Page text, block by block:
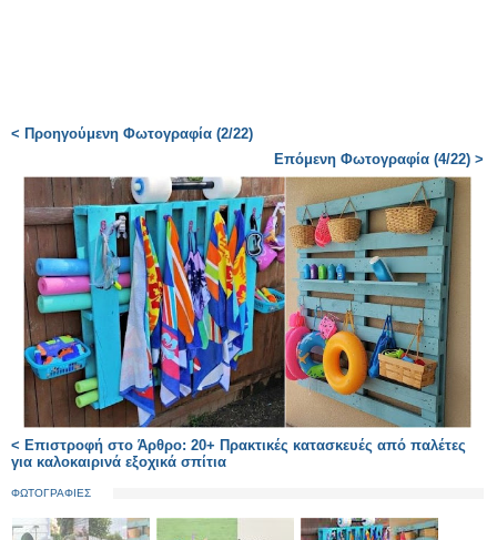
< Προηγούμενη Φωτογραφία (2/22)
Επόμενη Φωτογραφία (4/22) >
< Επιστροφή στο Άρθρο: 20+ Πρακτικές κατασκευές από παλέτες
για καλοκαιρινά εξοχικά σπίτια
ΦΩΤΟΓΡΑΦΙΕΣ